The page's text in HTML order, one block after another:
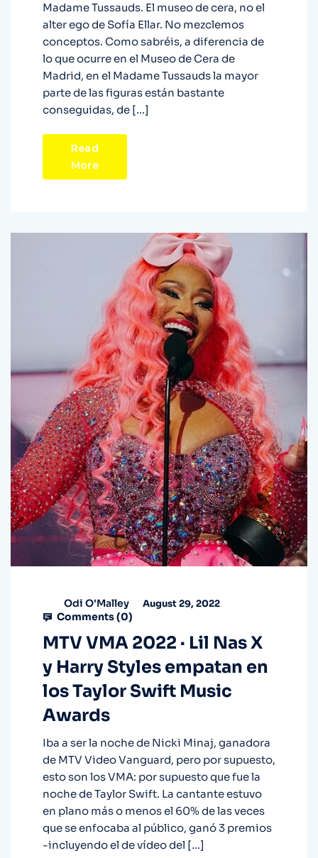
Madame Tussauds. El museo de cera, no el
alter ego de Sofía Ellar. No mezclemos
conceptos. Como sabréis, a diferencia de
lo que ocurre en el Museo de Cera de
Madrid, en el Madame Tussauds la mayor
parte de las figuras están bastante
conseguidas, de […]
Read
More
Odi O'Malley August 29, 2022
Comments (0)
MTV VMA 2022 · Lil Nas X
y Harry Styles empatan en
los Taylor Swift Music
Awards
Iba a ser la noche de Nicki Minaj, ganadora
de MTV Video Vanguard, pero por supuesto,
esto son los VMA: por supuesto que fue la
noche de Taylor Swift. La cantante estuvo
en plano más o menos el 60% de las veces
que se enfocaba al público, ganó 3 premios
-incluyendo el de vídeo del […]